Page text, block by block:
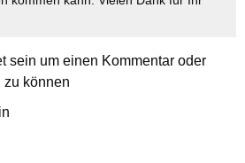
sein um einen Kommentar oder
zu können